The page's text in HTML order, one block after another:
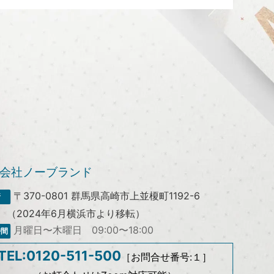
社ノーブランド
〒370-0801 群馬県高崎市上並榎町1192-6
（2024年6月横浜市より移転）
月曜日〜木曜日 09:00〜18:00
511-500 ［お問合せ番号:１］